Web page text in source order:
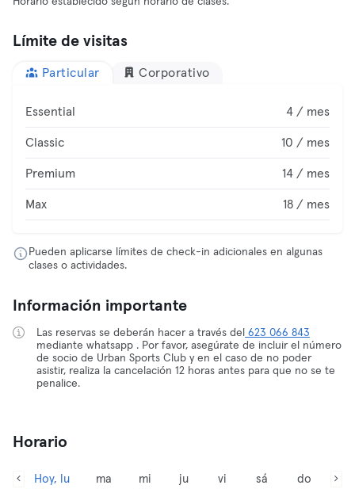
Límite de visitas
Particular Corporativo
Essential 4 / mes
Classic 10 / mes
Premium 14 / mes
Max 18 / mes
Pueden aplicarse límites de check-in adicionales en algunas
clases o actividades.
Información importante
Las reservas se deberán hacer a través del 623 066 843
mediante whatsapp . Por favor, asegúrate de incluir el número
de socio de Urban Sports Club y en el caso de no poder
asistir, realiza la cancelación 12 horas antes para que no se te
penalice.
Horario
Hoy, lu
ma
mi
ju
vi
sá
do